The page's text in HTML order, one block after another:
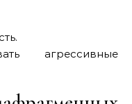
агрессивные